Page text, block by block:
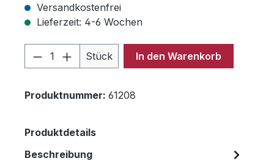
Versandkostenfrei
Lieferzeit: 4-6 Wochen
Produkt Anzahl: Gib den
Stück In den Warenkorb
Produktnummer: 61208
Produktdetails
Beschreibung